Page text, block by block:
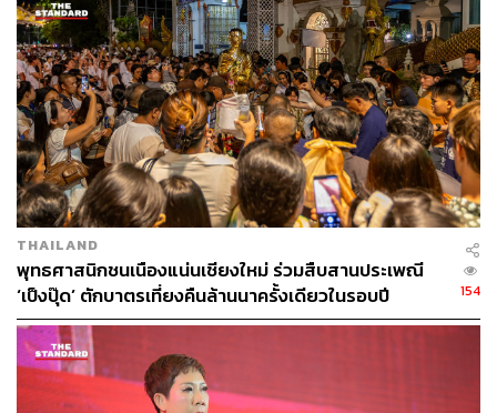
การแสดงพื้นบ้านเป่า ‘โหวด’ โดย ครูทรงศักดิ์ ประทุมสิ
นธุ์ ศิลปินแห่งชาติประจำปี 2562 ครูทรงศักดิ์เป็นต้นคิด
เอาโหวดผสมวงกับแคน ซึง และโปงลาง ครูเล่าว่า
โหวดเป็นของเล่นของเด็กเลี้ยงควาย ใช้เป่าในช่วง
ปลายฤดูฝนก่อนฤดูเกี่ยวข้าว
การแสดงพื้นบ้านพิณ โดย ครูคำเม้า พิณพระอินทร์
ลายภูไทกาฬสินธุ์ขับร้องโดย ดร.พรสวรรค์ พรดอนก่อ
ลายกาฬสินธุ์แผ่นดินทองขับร้องโดย ครูจิ๋ม-ศิริวรรณ
จันทร์สว่าง ซึ่งเป็นทั้งผู้แต่งเนื้อและเป็นนักร้อง
ครูจิ๋มเป็นคนนำเพลงเพื่อคุณของสุนทราภรณ์ ผสมผสานกับ
เซิ้งอีสาน เข้าประกวดในรายการThe Golden Song เวที
เพลงเพราะ
สร้างชื่อเสียงไปทั่วประเทศ ค่ำวันนั้นครูจิ๋มนำชุด
แสดงสดอีกครั้งหนึ่งอย่างสนุกสนานสำราญใจยิ่งนัก
THAILAND
พุทธศาสนิกชนเนืองแน่นเชียงใหม่ ร่วมสืบสานประเพณี
‘เป็งปุ๊ด’ ตักบาตรเที่ยงคืนล้านนาครั้งเดียวในรอบปี
154